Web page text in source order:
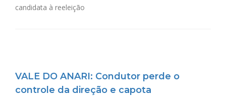
candidata à reeleição
VALE DO ANARI: Condutor perde o
controle da direção e capota